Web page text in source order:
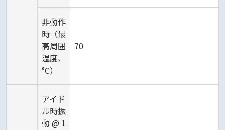
非動作
時（最
高周囲
温度、
°C）
70
アイド
ル時振
動 @ 1